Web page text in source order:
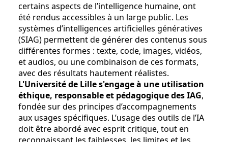
certains aspects de l’intelligence humaine, ont
été rendus accessibles à un large public. Les
systèmes d’intelligences artificielles génératives
(SIAG) permettent de générer des contenus sous
différentes formes : texte, code, images, vidéos,
et audios, ou une combinaison de ces formats,
avec des résultats hautement réalistes.
L'Université de Lille s'engage à une utilisation
éthique, responsable et pédagogique des IAG,
fondée sur des principes d’accompagnements
aux usages spécifiques. L’usage des outils de l’IA
doit être abordé avec esprit critique, tout en